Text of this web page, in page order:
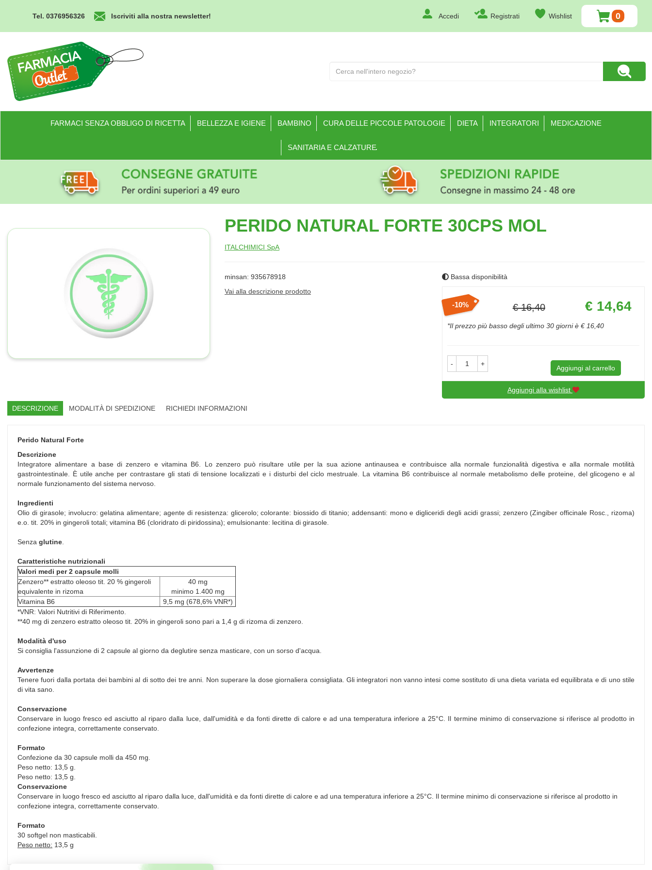
principale
Tel. 0376956326 Iscriviti alla nostra newsletter! Accedi Registrati Wishlist 0
ARTICOLI
INSERITI
Outlet
Prodotto
Cerca
FARMACI SENZA OBBLIGO DI RICETTA BELLEZZA E IGIENE BAMBINO CURA DELLE PICCOLE PATOLOGIE DIETA INTEGRATORI MEDICAZIONE
SANITARIA E CALZATURE
PERIDO NATURAL FORTE 30CPS MOL
ITALCHIMICI SpA
minsan: 935678918
Vai alla descrizione prodotto
Bassa disponibilità
Sconto
del
10% € 16,40
Prezzo
scontato
€ 14,64
*Il prezzo più basso degli ultimo 30 giorni è € 16,40
- +
Aggiungi al carrello
Aggiungi alla wishlist
DESCRIZIONE MODALITÀ DI SPEDIZIONE RICHIEDI INFORMAZIONI
Perido Natural Forte
Descrizione
Integratore alimentare a base di zenzero e vitamina B6. Lo zenzero può risultare utile per la sua azione antinausea e contribuisce alla normale funzionalità digestiva e alla normale motilità
gastrointestinale. È utile anche per contrastare gli stati di tensione localizzati e i disturbi del ciclo mestruale. La vitamina B6 contribuisce al normale metabolismo delle proteine, del glicogeno e al
normale funzionamento del sistema nervoso.
Ingredienti
Olio di girasole; involucro: gelatina alimentare; agente di resistenza: glicerolo; colorante: biossido di titanio; addensanti: mono e digliceridi degli acidi grassi; zenzero (Zingiber officinale Rosc., rizoma)
e.o. tit. 20% in gingeroli totali; vitamina B6 (cloridrato di piridossina); emulsionante: lecitina di girasole.
Senza glutine.
Caratteristiche nutrizionali
Valori medi per 2 capsule molli
Zenzero** estratto oleoso tit. 20 % gingeroli
equivalente in rizoma
40 mg
minimo 1.400 mg
Vitamina B6
9,5 mg (678,6% VNR*)
*VNR: Valori Nutritivi di Riferimento.
**40 mg di zenzero estratto oleoso tit. 20% in gingeroli sono pari a 1,4 g di rizoma di zenzero.
Modalità d'uso
Si consiglia l'assunzione di 2 capsule al giorno da deglutire senza masticare, con un sorso d'acqua.
Avvertenze
Tenere fuori dalla portata dei bambini al di sotto dei tre anni. Non superare la dose giornaliera consigliata. Gli integratori non vanno intesi come sostituto di una dieta variata ed equilibrata e di uno stile
di vita sano.
Conservazione
Conservare in luogo fresco ed asciutto al riparo dalla luce, dall'umidità e da fonti dirette di calore e ad una temperatura inferiore a 25°C. Il termine minimo di conservazione si riferisce al prodotto in
confezione integra, correttamente conservato.
Formato
Confezione da 30 capsule molli da 450 mg.
Peso netto: 13,5 g.
Peso netto: 13,5 g.
Conservazione
Conservare in luogo fresco ed asciutto al riparo dalla luce, dall'umidità e da fonti dirette di calore e ad una temperatura inferiore a 25°C. Il termine minimo di conservazione si riferisce al prodotto in
confezione integra, correttamente conservato.
Formato
30 softgel non masticabili.
Peso netto: 13,5 g